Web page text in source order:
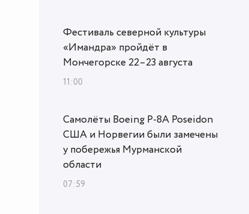
Фестиваль северной культуры
«Имандра» пройдёт в
Мончегорске 22–23 августа
11:00
Самолёты Boeing P-8A Poseidon
США и Норвегии были замечены
у побережья Мурманской
области
07:59